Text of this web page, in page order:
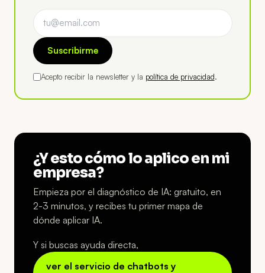
Suscribirme
Acepto recibir la newsletter y la política de privacidad.
¿Y esto cómo lo aplico en mi
empresa?
Empieza por el diagnóstico de IA: gratuito, en
2-3 minutos, y recibes tu primer mapa de
dónde aplicar IA.
Y si buscas ayuda directa,
ver el servicio de chatbots y